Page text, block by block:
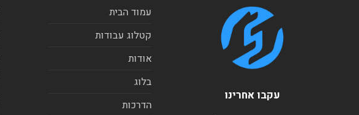
עקבו אחרינו
עמוד הבית
קטלוג עבודות
אודות
בלוג
הדרכות